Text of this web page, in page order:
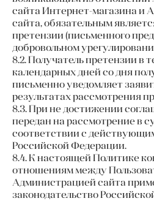
сайта Интернет-магазина и
сайта, обязательным
претензии (письменного
добровольном
8.2. Получатель претензии в
календарных дней со дня
письменно уведомляет
результатах рассмотрения
8.3. При не достижении
передан на рассмотрение в
соответствии с
Российской Федерации.
8.4. К настоящей Политике
отношениям между
Администрацией сайта
законодательство